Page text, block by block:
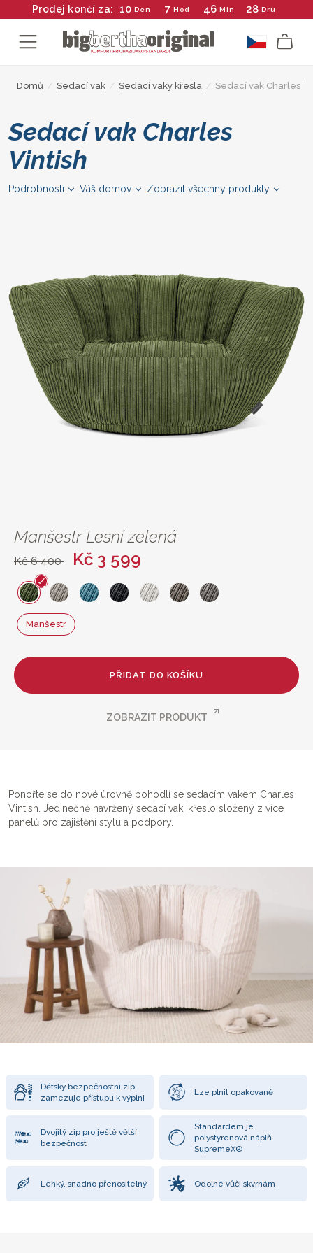
Prodej končí za: 10 Den 7 Hod 46 Min 27 Dru
Domů / Sedací vak / Sedací vaky křesla / Sedací vak Charles
Sedací vak Charles
Vintish
Podrobnosti Váš domov Zobrazit všechny produkty
Manšestr Lesní zelená
Kč 6 400 Kč 3 599
Manšestr
PŘIDAT DO KOŠÍKU
ZOBRAZIT PRODUKT
Ponořte se do nové úrovně pohodlí se sedacím vakem Charles
Vintish. Jedinečně navržený sedací vak, křeslo složený z více
panelů pro zajištění stylu a podpory.
Dětský bezpečnostní zip
zamezuje přístupu k výplni
Lze plnit opakovaně
Dvojitý zip pro ještě větší
bezpečnost
Standardem je
polystyrenová náplň
SupremeX®
Lehký, snadno přenositelný Odolné vůči skvrnám